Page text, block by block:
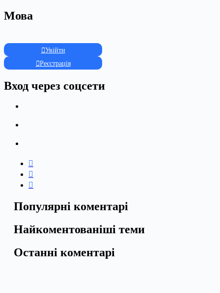
Мова
Увійти
Реєстрація
Вход через соцсети
Популярні коментарі
Найкоментованіші теми
Останні коментарі